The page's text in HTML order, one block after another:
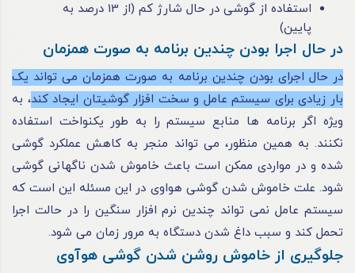
استفاده از گوشی در حال شارژ کم (از 13 درصد به
پایین)
در حال اجرا بودن چندین برنامه به صورت همزمان
در حال اجرای بودن چندین برنامه به صورت همزمان می‌ تواند یک
بار زیادی برای سیستم عامل و سخت ‌افزار گوشیتان ایجاد کند، به
ویژه اگر برنامه ‌ها منابع سیستم را به طور یکنواخت استفاده
نکنند. به همین منظور، می ‌تواند منجر به کاهش عملکرد گوشی
شده و در مواردی ممکن است باعث خاموش شدن ناگهانی گوشی
شود. علت خاموش شدن گوشی هواوی در این مسئله این است که
سیستم عامل نمی تواند چندین نرم افزار سنگین را در حالت اجرا
تحمل کند و سبب داغ شدن دستگاه به مرور زمان می شود.
جلوگیری از خاموش روشن شدن گوشی هوآوی